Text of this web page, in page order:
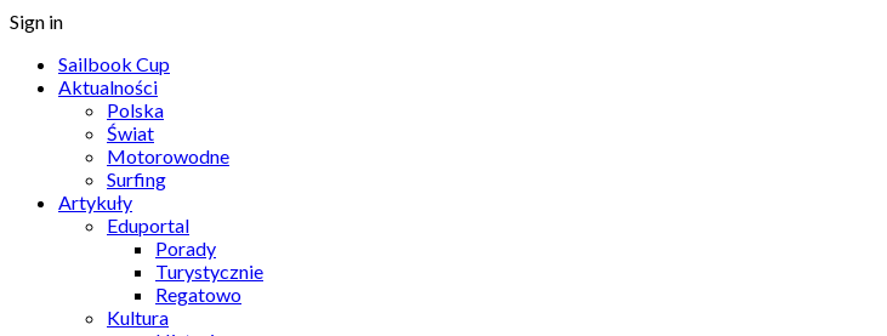
Sign in
Sailbook Cup
Aktualności
Polska
Świat
Motorowodne
Surfing
Artykuły
Eduportal
Porady
Turystycznie
Regatowo
Kultura